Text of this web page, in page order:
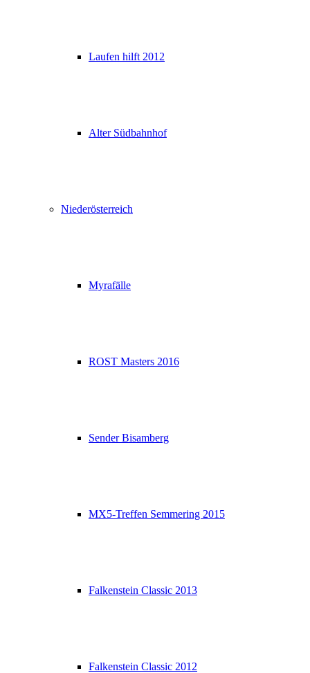
Laufen hilft 2012
Alter Südbahnhof
Niederösterreich
Myrafälle
ROST Masters 2016
Sender Bisamberg
MX5-Treffen Semmering 2015
Falkenstein Classic 2013
Falkenstein Classic 2012